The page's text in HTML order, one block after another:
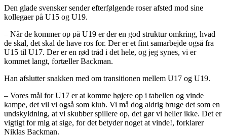
Den glade svensker sender efterfølgende roser afsted mod sine
kollegaer på U15 og U19.
– Når de kommer op på U19 er der en god struktur omkring, hvad
de skal, det skal de have ros for. Der er et fint samarbejde også fra
U15 til U17. Der er en rød tråd i det hele, og jeg synes, vi er
kommet langt, fortæller Backman.
Han afslutter snakken med om transitionen mellem U17 og U19.
– Vores mål for U17 er at komme højere op i tabellen og vinde
kampe, det vil vi også som klub. Vi må dog aldrig bruge det som en
undskyldning, at vi skubber spillere op, det gør vi heller ikke. Det er
vigtigt for mig at sige, for det betyder noget at vinde!, forklarer
Niklas Backman.